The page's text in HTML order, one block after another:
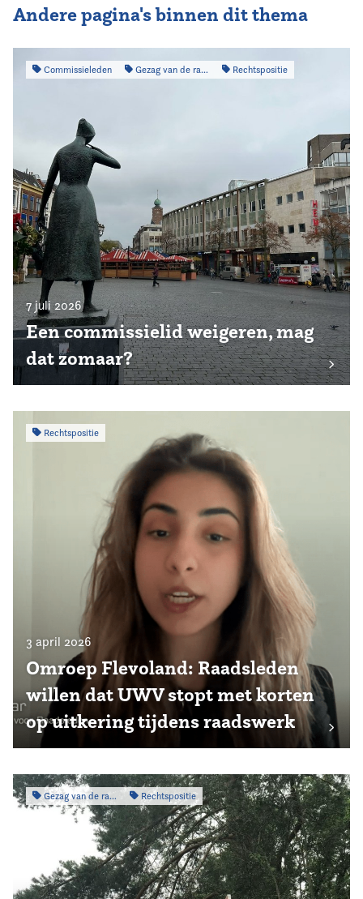
Andere pagina's binnen dit thema
Commissieleden Gezag van de raad Rechtspositie
7 juli 2026
Een commissielid weigeren, mag
dat zomaar?
Rechtspositie
3 april 2026
Omroep Flevoland: Raadsleden
willen dat UWV stopt met korten
op uitkering tijdens raadswerk
Gezag van de raad Rechtspositie